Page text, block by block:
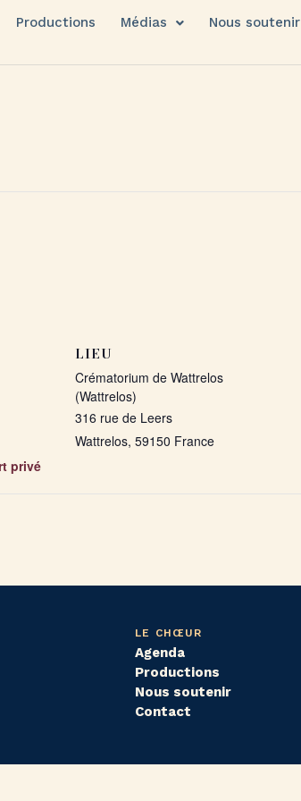
Productions Médias Nous soutenir
privé
LIEU
Crématorium de Wattrelos
(Wattrelos)
316 rue de Leers
Wattrelos, 59150 France
LE CHŒUR
Agenda
Productions
Nous soutenir
Contact